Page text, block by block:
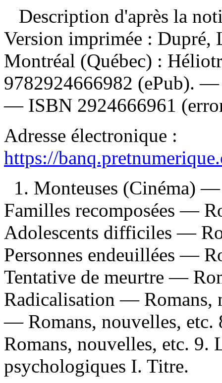
Description d'après la
Version imprimée : Dupré,
Montréal (Québec) :
9782924666982 (ePub).
— ISBN 2924666961
Adresse électronique :
https://
1. Monteuses (Cinéma)
Familles recomposées —
Adolescents difficiles —
Personnes endeuillées —
Tentative de meurtre —
Radicalisation — Romans,
— Romans, nouvelles,
Romans, nouvelles, etc. 9.
psychologiques I. Titre.